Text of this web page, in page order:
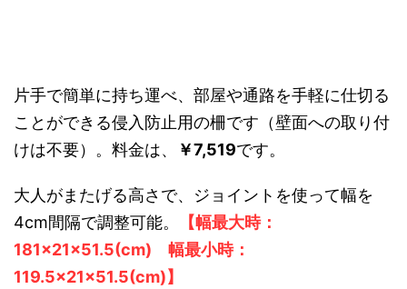
片手で簡単に持ち運べ、部屋や通路を手軽に仕切る
ことができる侵入防止用の柵です（壁面への取り付
けは不要）。料金は、
￥7,519です。
大人がまたげる高さで、ジョイントを使って幅を
4cm間隔で調整可能。
【幅最大時：
181×21×51.5(cm) 幅最小時：
119.5×21×51.5(cm)】